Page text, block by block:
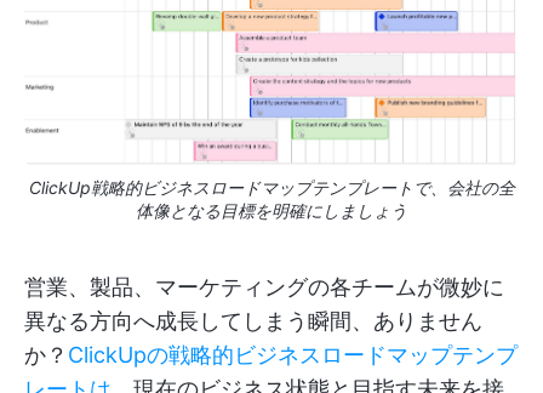
ClickUp戦略的ビジネスロードマップテンプレートで、会社の全
体像となる目標を明確にしましょう
営業、製品、マーケティングの各チームが微妙に
異なる方向へ成長してしまう瞬間、ありません
か？ ClickUpの戦略的ビジネスロードマップテンプ